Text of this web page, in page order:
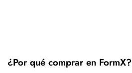
¿Por qué comprar en FormX?